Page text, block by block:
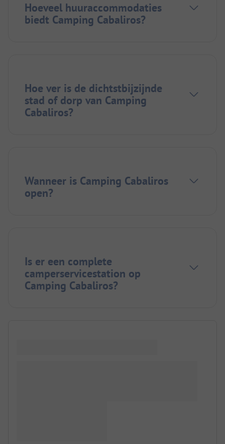
Hoeveel huuraccommodaties
biedt Camping Cabaliros?
Hoe ver is de dichtstbijzijnde
stad of dorp van Camping
Cabaliros?
Wanneer is Camping Cabaliros
open?
Is er een complete
camperservicestation op
Camping Cabaliros?